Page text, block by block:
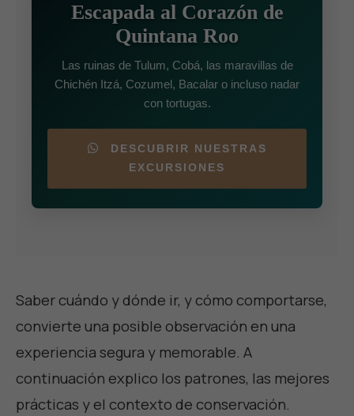
Escapada al Corazón de
Quintana Roo
Las ruinas de Tulum, Cobá, las maravillas de
Chichén Itzá, Cozumel, Bacalar o incluso nadar
con tortugas.
DESCUBRIR NUESTRAS
EXCURSIONES
Saber cuándo y dónde ir, y cómo comportarse,
convierte una posible observación en una
experiencia segura y memorable. A
continuación explico los patrones, las mejores
prácticas y el contexto de conservación.